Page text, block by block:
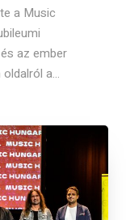
a Music
az ember
a...